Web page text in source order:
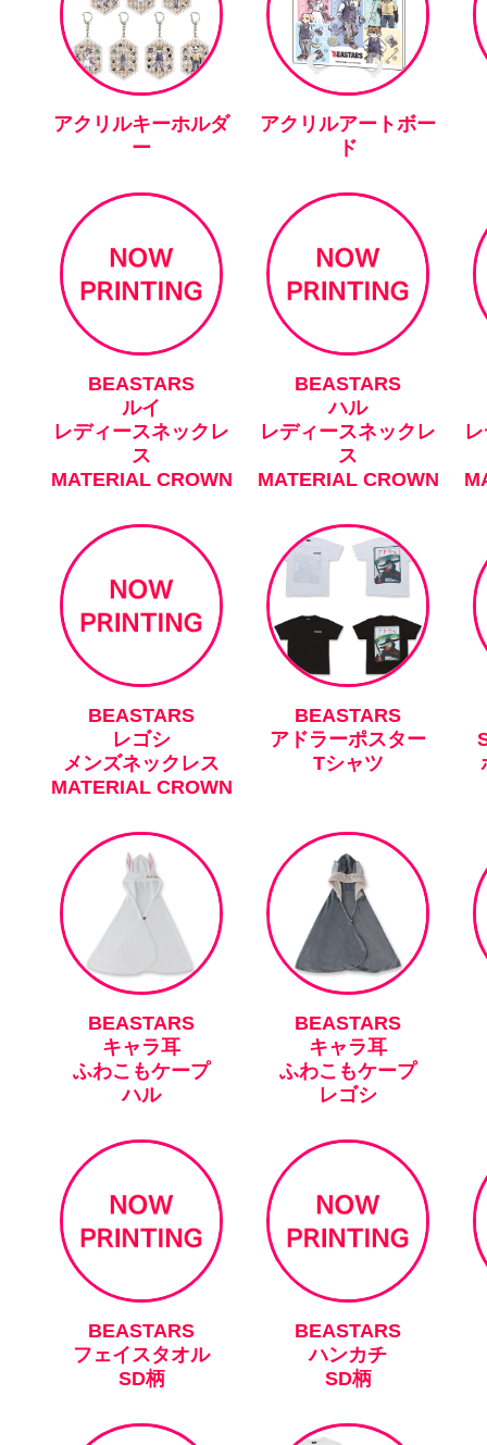
アクリルキーホルダ
ー
アクリルアートボー
ド
BEASTARS
ルイ
レディースネックレ
ス
MATERIAL CROWN
BEASTARS
ハル
レディースネックレ
ス
MATERIAL CROWN
BEASTARS
レゴシ
メンズネックレス
MATERIAL CROWN
BEASTARS
アドラーポスター
Tシャツ
BEASTARS
キャラ耳
ふわこもケープ
ハル
BEASTARS
キャラ耳
ふわこもケープ
レゴシ
BEASTARS
フェイスタオル
SD柄
BEASTARS
ハンカチ
SD柄